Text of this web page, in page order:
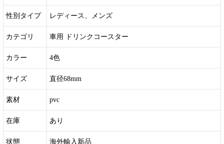
性別タイプ レディース、メンズ
カテゴリ 車用 ドリンクコースター
カラー 4色
サイズ 直径68mm
素材 pvc
在庫 あり
状態 海外輸入新品